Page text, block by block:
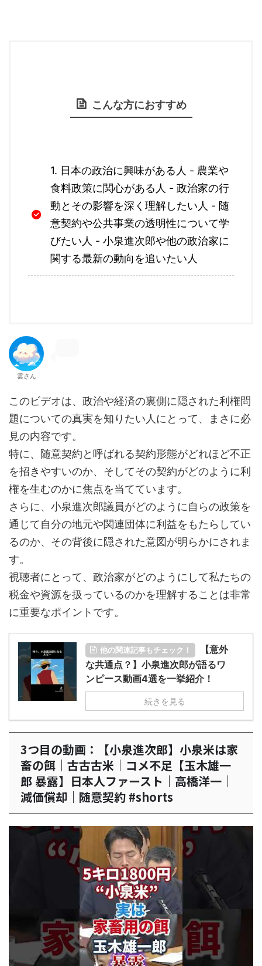
こんな方におすすめ
1. 日本の政治に興味がある人 - 農業や
食料政策に関心がある人 - 政治家の行
動とその影響を深く理解したい人 - 随
意契約や公共事業の透明性について学
びたい人 - 小泉進次郎や他の政治家に
関する最新の動向を追いたい人
雲さん
このビデオは、政治や経済の裏側に隠された利権問
題についての真実を知りたい人にとって、まさに必
見の内容です。
特に、随意契約と呼ばれる契約形態がどれほど不正
を招きやすいのか、そしてその契約がどのように利
権を生むのかに焦点を当てています。
さらに、小泉進次郎議員がどのように自らの政策を
通じて自分の地元や関連団体に利益をもたらしてい
るのか、その背後に隠された意図が明らかにされま
す。
視聴者にとって、政治家がどのようにして私たちの
税金や資源を扱っているのかを理解することは非常
に重要なポイントです。
他の関連記事もチェック！
【意外
な共通点？】小泉進次郎が語るワ
ンピース動画4選を一挙紹介！
続きを見る
3つ目の動画：【小泉進次郎】小泉米は家
畜の餌｜古古古米｜コメ不足【玉木雄一
郎 暴露】日本人ファースト｜高橋洋一｜
減価償却｜随意契約 #shorts